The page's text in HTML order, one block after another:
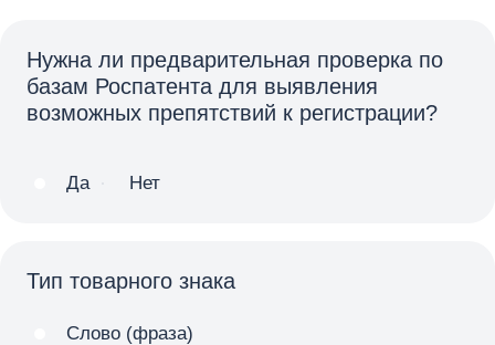
Нужна ли предварительная проверка по
базам Роспатента для выявления
возможных препятствий к регистрации?
Да Нет
Тип товарного знака
Слово (фраза)